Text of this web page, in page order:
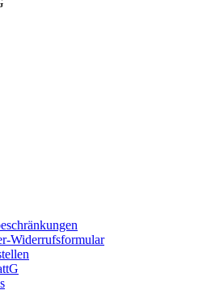
Widerrufsformular